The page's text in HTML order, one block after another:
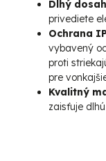
Dlhý dosah
privediete
Ochrana
vybavený
proti
pre
Kvalitný
zaisťuje